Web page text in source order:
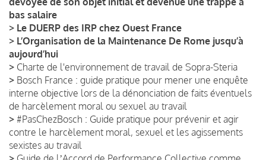
bas salaire
> Le DUERP des IRP chez Ouest France
> L’Organisation de la Maintenance De Rome jusqu’à
aujourd’hui
> Charte de l'environnement de travail de Sopra-Steria
> Bosch France : guide pratique pour mener une enquête
interne objective lors de la dénonciation de faits éventuels
de harcèlement moral ou sexuel au travail
> #PasChezBosch : Guide pratique pour prévenir et agir
contre le harcèlement moral, sexuel et les agissements
sexistes au travail